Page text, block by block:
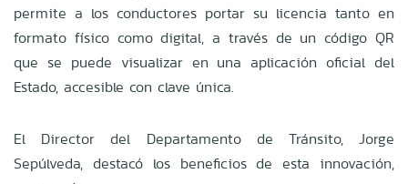
permite a los conductores portar su licencia tanto en
formato físico como digital, a través de un código QR
que se puede visualizar en una aplicación oficial del
Estado, accesible con clave única.
El Director del Departamento de Tránsito, Jorge
Sepúlveda, destacó los beneficios de esta innovación,